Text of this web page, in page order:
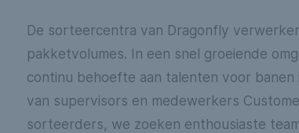
De sorteercentra van Dragonfly
pakketvolumes. In een snel groeiende
continu behoefte aan talenten voor banen
van supervisors en medewerkers
sorteerders, we zoeken enthousiaste